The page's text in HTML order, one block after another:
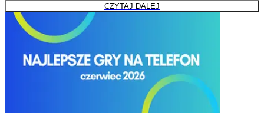
CZYTAJ DALEJ